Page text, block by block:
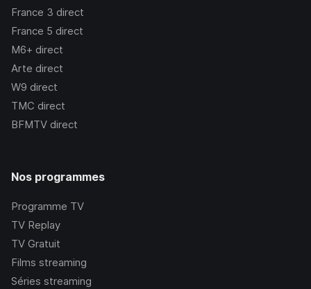
France 3 direct
France 5 direct
M6+ direct
Arte direct
W9 direct
TMC direct
BFMTV direct
Nos programmes
Programme TV
TV Replay
TV Gratuit
Films streaming
Séries streaming